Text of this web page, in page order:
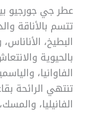
عطر جي جورجيو
تتسم بالأناقة
البطيخ،
بالحيوية
الفاوانيا،
تنتهي الرائحة
الفانيليا،